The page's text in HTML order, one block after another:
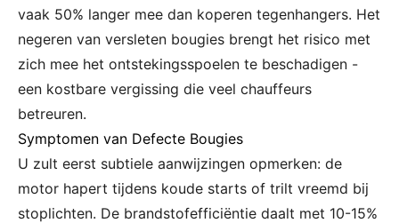
vaak 50% langer mee dan koperen tegenhangers. Het
negeren van versleten bougies brengt het risico met
zich mee het ontstekingsspoelen te beschadigen -
een kostbare vergissing die veel chauffeurs
betreuren.
Symptomen van Defecte Bougies
U zult eerst subtiele aanwijzingen opmerken: de
motor hapert tijdens koude starts of trilt vreemd bij
stoplichten. De brandstofefficiëntie daalt met 10-15%